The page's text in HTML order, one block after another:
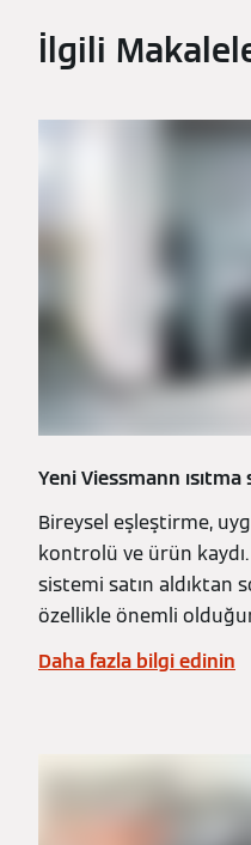
İlgili
Yeni Viessmann
Bireysel eşleştirme,
kontrolü ve ürün
sistemi satın aldıktan
özellikle önemli
Daha fazla bilgi edinin